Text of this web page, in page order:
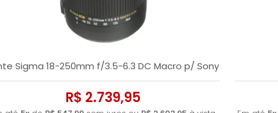
Sigma 18-250mm f/3.5-6.3 DC Macro p/ Sony
R$ 2.739,95